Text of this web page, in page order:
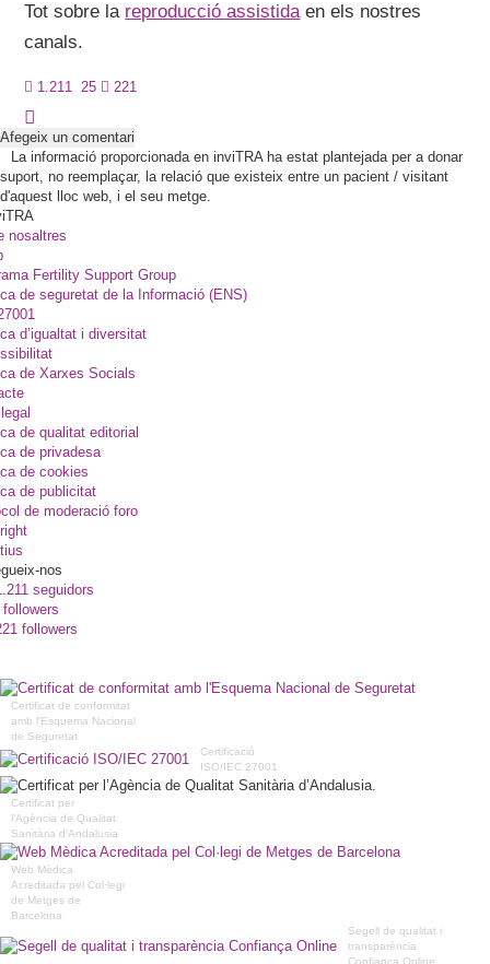
Tot sobre la reproducció assistidaen els nostres
canals.
1.211 25 221
Afegeix un comentari
La informació proporcionada en inviTRA ha estat plantejada per a donar
suport, no reemplaçar, la relació que existeix entre un pacient / visitant
d'aquest lloc web, i el seu metge.
nosaltres
Fertility Support Group
de seguretat de la Informació (ENS)
d’igualtat i diversitat
de Xarxes Socials
de qualitat editorial
de privadesa
de cookies
de publicitat
de moderació foro
nos
seguidors
followers
followers
Certificat de conformitat
amb l'Esquema Nacional
de Seguretat
Certificació
ISO/IEC 27001
Certificat per
l’Agència de Qualitat
Sanitària d’Andalusia
Web Mèdica
Acreditada pel Col·legi
de Metges de
Barcelona
Segell de qualitat i
transparència
Confiança Online